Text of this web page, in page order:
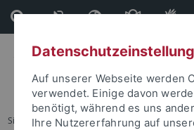
Direkt
zum
Inhalt
Direkt
zur
Fußleiste
Sie sind hier: Startseite
Auf unserer Webseite werden
verwendet. Einige davon
benötigt, während es uns
Ihre Nutzererfahrung auf